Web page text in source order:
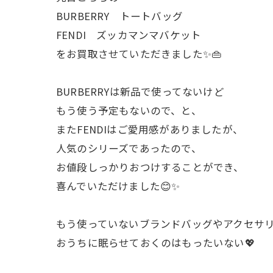
BURBERRY トートバッグ
FENDI ズッカマンマバケット
をお買取させていただきました✨👜
BURBERRYは新品で使ってないけど
もう使う予定もないので、と、
またFENDIはご愛用感がありましたが、
人気のシリーズであったので、
お値段しっかりおつけすることができ、
喜んでいただけました😊✨
もう使っていないブランドバッグやアクセサ
おうちに眠らせておくのはもったいない💖